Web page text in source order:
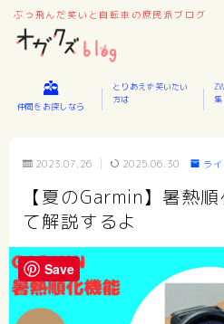
ぶっ飛んだ笑いと自転車の庶民派ブログ
仲間をお探しなら
とりあえず笑いたい
方は
集
2023.07.26 2025.06.30 ラ
【夏のGarmin】暑熱
て解説するよ
Save